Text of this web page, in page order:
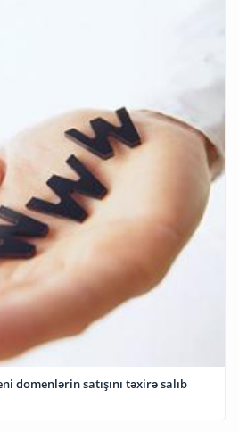
domenlərin satışını təxirə salıb